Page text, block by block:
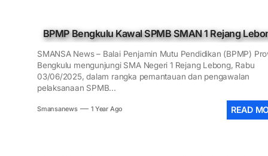
SMANSA Pramabansa Juara Umum di Mahoni Championship
BPMP Bengkulu Kawal SPMB SMAN 1 Rejang
SMANSA News – Balai Penjamin Mutu Pendidikan (BPMP)
Bengkulu mengunjungi SMA Negeri 1 Rejang Lebong, Rabu
03/06/2025, dalam rangka pemantauan dan pengawalan
pelaksanaan SPMB...
Smansanews 1 Year Ago READ